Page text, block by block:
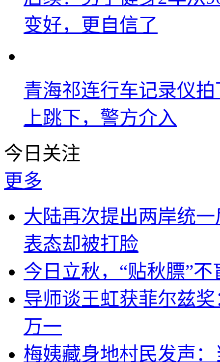
变好，更自信了
青海祁连行车记录仪
上跳下，警方介入
今日关注
更多
大陆再次提出两岸统
表态却被打脸
今日立秋，“贴秋膘”不
导师谈王虹获菲尔兹
万一
梅姨藏身地村民发声